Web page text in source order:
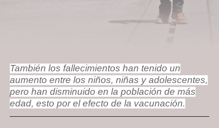
También los fallecimientos han tenido un
aumento entre los niños, niñas y adolescentes,
pero han disminuido en la población de más
edad, esto por el efecto de la vacunación.